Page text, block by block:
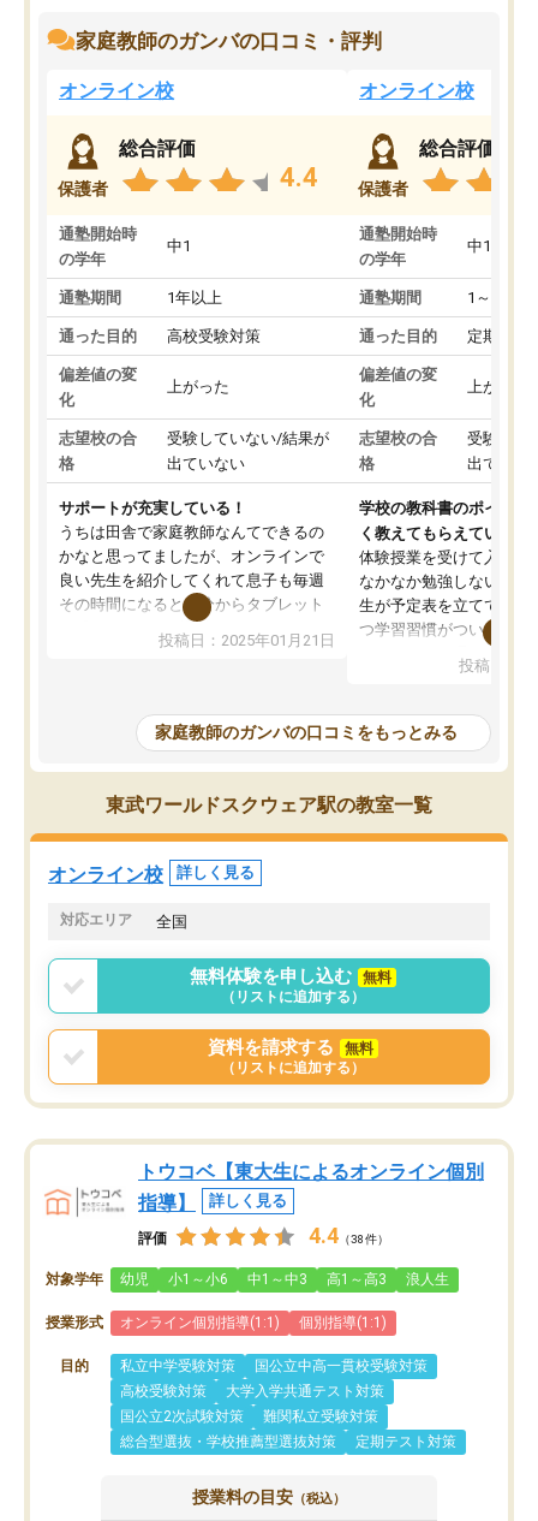
家庭教師のガンバの口コミ・評判
オンライン校
保護者
総合評価
4.4
通塾開始時
の学年
中1
通塾期間 1年以上
通った目的 高校受験対策
偏差値の変
化
上がった
志望校の合
格
受験していない/結果が
出ていない
サポートが充実している！
うちは田舎で家庭教師なんてできるの
かなと思ってましたが、オンラインで
良い先生を紹介してくれて息子も毎週
その時間になると自分からタブレット
を開いてzoomを繋げるようになりまし
た！5科目なんでもOKなのもとても気
めて1年ほどだった今では平均点以上の
科目が増えてきました！あと1年受験ま
であるので無料の週末教室を使用しな
がら頑張って欲しいと思います！
投稿日：2025年01月21日
オンライン校
保護者
総合評価
通塾開始時
の学年
中1
通塾期間 1～3ヵ月
通った目的 定期テス
偏差値の変
化
上がった
志望校の合
格
受験して
出ていな
学校の教科書のポイント
く教えてもらえている
体験授業を受けて入塾し
なかなか勉強しない息子
生が予定表を立ててくれ
つ学習習慣がついてきま
指導が無い日も予定表
問できるのでとても助か
投稿日：
家庭教師のガンバの口コミをもっとみる
東武ワールドスクウェア駅の教室一覧
オンライン校 詳しく見る
対応エリア 全国
無料体験を申し込む
無料
（リストに追加する）
資料を請求する
無料
（リストに追加する）
トウコベ【東大生によるオンライン個別
指導】
詳しく見る
評価 4.4 （38件）
対象学年 幼児 小1～小6 中1～中3 高1～高3 浪人生
授業形式 オンライン個別指導(1:1) 個別指導(1:1)
目的 私立中学受験対策
国公立中高一貫校受験対策
高校受験対策
大学入学共通テスト対策
国公立2次試験対策
難関私立受験対策
総合型選抜・学校推薦型選抜対策
定期テスト対策
授業料の目安 （税込）